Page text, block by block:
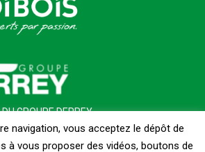
GROUPE DERREY
navigation, vous acceptez le dépôt de
à vous proposer des vidéos, boutons de